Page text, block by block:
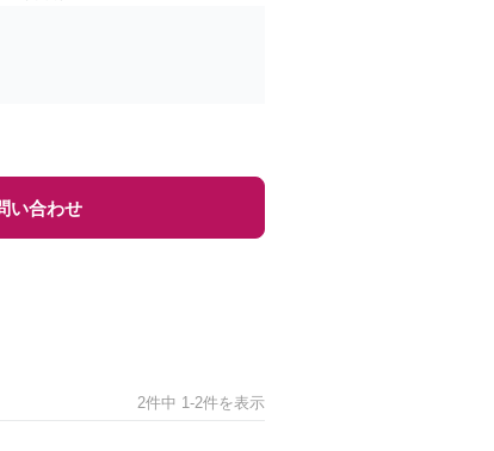
い合わせ
2件中 1-2件を表示